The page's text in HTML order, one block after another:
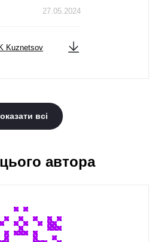
27.05.2024
Kuznetsov
всі
автора